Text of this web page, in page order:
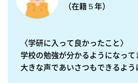
（在籍５年）
〈学研に入って良かったこと〉
学校の勉強が分かるようになって
大きな声であいさつもできるよう